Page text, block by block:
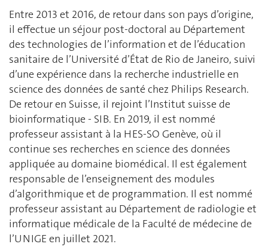
Entre 2013 et 2016, de retour dans son pays d’origine,
il effectue un séjour post-doctoral au Département
des technologies de l’information et de l’éducation
sanitaire de l’Université d’État de Rio de Janeiro, suivi
d’une expérience dans la recherche industrielle en
science des données de santé chez Philips Research.
De retour en Suisse, il rejoint l’Institut suisse de
bioinformatique - SIB. En 2019, il est nommé
professeur assistant à la HES-SO Genève, où il
continue ses recherches en science des données
appliquée au domaine biomédical. Il est également
responsable de l’enseignement des modules
d’algorithmique et de programmation. Il est nommé
professeur assistant au Département de radiologie et
informatique médicale de la Faculté de médecine de
l’UNIGE en juillet 2021.